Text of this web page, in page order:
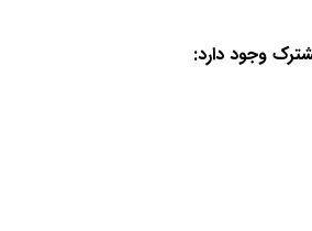
وجود دارد: